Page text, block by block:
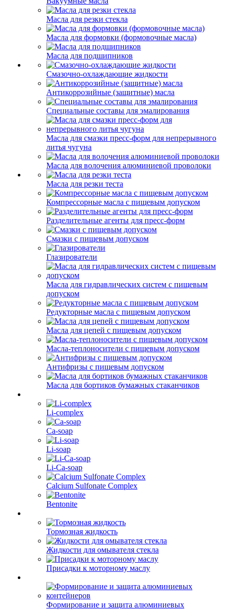
Масла для резки стекла
Масла для формовки (формовочные масла)
Масла для подшипников
Смазочно-охлаждающие жидкости
Антикоррозийные (защитные) масла
Специальные составы для эмалирования
Масла для смазки пресс-форм для непрерывного
литья чугуна
Масла для волочения алюминиевой проволоки
Масла для резки теста
Компрессорные масла с пищевым допуском
Разделительные агенты для пресс-форм
Смазки с пищевым допуском
Глазирователи
Масла для гидравлических систем с пищевым
допуском
Редукторные масла с пищевым допуском
Масла для цепей с пищевым допуском
Масла-теплоносители с пищевым допуском
Антифризы с пищевым допуском
Масла для бортиков бумажных стаканчиков
Li-complex
Ca-soap
Li-soap
Li-Ca-soap
Calcium Sulfonate Complex
Bentonite
Тормозная жидкость
Жидкости для омывателя стекла
Присадки к моторному маслу
Формирование и защита алюминиевых